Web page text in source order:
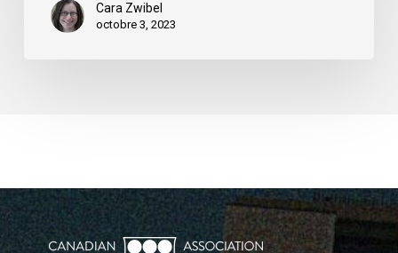
Cara Zwibel
octobre 3, 2023